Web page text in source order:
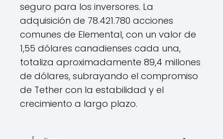
seguro para los inversores. La
adquisición de 78.421.780 acciones
comunes de Elemental, con un valor de
1,55 dólares canadienses cada una,
totaliza aproximadamente 89,4 millones
de dólares, subrayando el compromiso
de Tether con la estabilidad y el
crecimiento a largo plazo.